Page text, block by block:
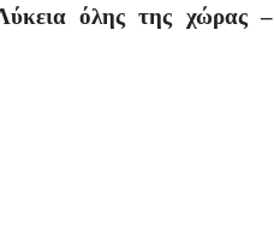
όλης της χώρας –